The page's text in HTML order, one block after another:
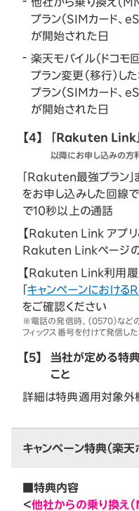
プラン（SIMカード、
が開始された日
楽天モバイル（ドコモ
プラン変更（移行）し
プラン（SIMカード、
が開始された日
【4】 「Rakuten Link
以降にお申し込みの方
「Rakuten最強プラン
をお申し込みした回線
で10秒以上の通話
【Rakuten Link アプリ
Rakuten Linkページ
【Rakuten Link利用履
「キャンペーンにおけ
をご確認ください
※電話の発信時、（0570）など
フィックス番号を付けて発信し
【5】
当社が定める特
こと
詳細は特典適用対象外
キャンペーン特典（楽天
■特典内容
＜他社からの乗り換え（